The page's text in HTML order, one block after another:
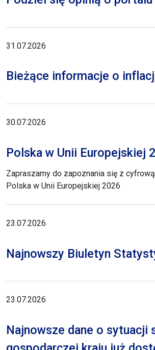
31.07.2026
Bieżące informacje o
30.07.2026
Polska w Unii Europejskiej
Zapraszamy do zapoznania się z
Polska w Unii Europejskiej 2026
23.07.2026
Najnowszy Biuletyn
23.07.2026
Najnowsze dane o sytuacji